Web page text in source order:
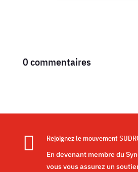
0 commentaires

Rejoignez le mouvement
En devenant membre du
vous vous assurez un